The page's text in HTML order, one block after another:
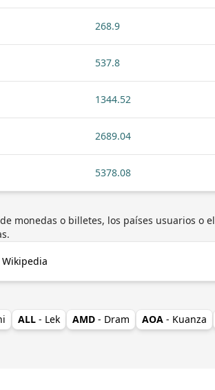
268.9
537.8
1344.52
2689.04
5378.08
monedas o billetes, los países usuarios o el
Wikipedia
ALL - Lek AMD - Dram AOA - Kuanza